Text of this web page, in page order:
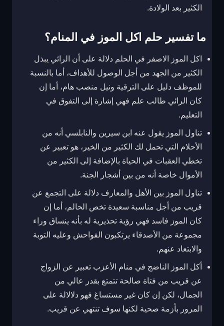
الكثير بعد الولادة.
ما تفسير حلم اكل الموز في المنام؟
اكل الموز الاصفر في الحلم دلالة على أن الرائي يبذل
الكثير من الجهد من أجل الوصول للأهداف، أما بالنسبة
للموظف دليل على الترقية ونيل منصب هام، أما إن
كان الرائي طالب علم فهي إشارة إلى التفوق في
التعليم.
تناول الموز يقول عنه ابن سيرين والنابلسي أنه من
الأحلام التي تحمل لك الكثير من الخير، هو تعبير عن
تخطي العقبات في الحياة بالإضافة إلى الكثير من
الأموال خاصة أنه من بين أشجار الجنة.
تناول الموز بين الأهل والمعارف دلالة على التجمع عن
قريب من أجل مناسبة سعيدة تخص الحالم، أما إن
كان الموز فاسد فهي رؤية تحذيرية له بأنه ينساق وراء
مجموعة من الأصدقاء يرتكبون الفواحش وعليه التوبة
والابتعاد عنهم.
أكل الموز الناضج في منام الأعزب تعبير عن الزواج
عن قريب من فتاة صالحة تتمتع بقدر عالي من
الجمال، لكن إن كان غير مستساغ فهو دلالالة على
المرور بأزمة صحية لكنها سوف تنتهي عن قريب.